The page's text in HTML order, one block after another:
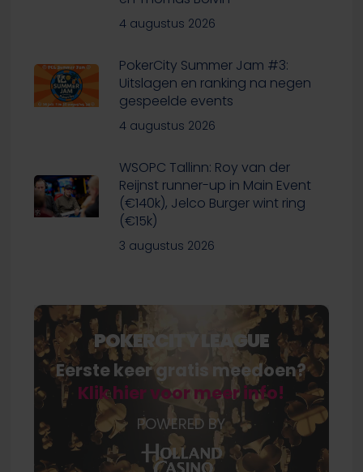
4 augustus 2026
PokerCity Summer Jam #3:
Uitslagen en ranking na negen
gespeelde events
4 augustus 2026
WSOPC Tallinn: Roy van der
Reijnst runner-up in Main Event
(€140k), Jelco Burger wint ring
(€15k)
3 augustus 2026
POKERCITY LEAGUE
Eerste keer gratis meedoen?
Klik hier voor meer info!
POWERED BY